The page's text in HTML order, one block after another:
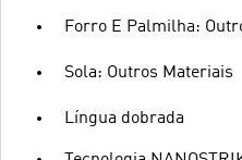
Forro E Palmilha:
Sola: Outros Materiais
Língua dobrada